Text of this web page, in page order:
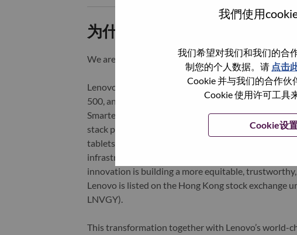
我們使用
我们希望对我们和我们的合
制您的个人数据。请 点击
Cookie 并与我们的合作伙
Cookie 使用许可工具
Cookie设
为什么选择联想
We are Lenovo. We do what we say. We own what
Lenovo is a US$83 billion revenue global
500, and serving millions of customers every day in
Smarter Technology for All, Lenovo has built on its
stack portfolio of AI-enabled, AI-ready, and AI-
tablets), infrastructure (server, storage, edge, high
infrastructure), software, solutions, and services.
innovation is building a more equitable,
Lenovo is listed on the Hong Kong stock exchange
LNVGY).
This transformation together with Lenovo’s world-